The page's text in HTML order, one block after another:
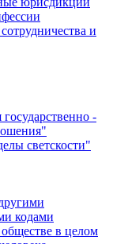
и
-
светскости"
кодами
в целом